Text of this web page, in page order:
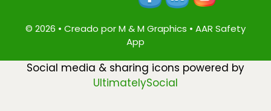
© 2026 • Creado porM & M Graphics • AAR Safety
App
Social media & sharing icons powered by
UltimatelySocial